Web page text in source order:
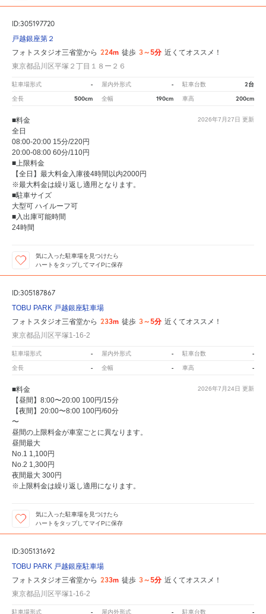
ID:305197720
戸越銀座第２
フォトスタジオ三省堂から 224m 徒歩 3～5分 近くてオススメ！
東京都品川区平塚２丁目１８ー２６
駐車場形式 - 屋内外形式 - 駐車台数 2台
全長 500cm 全幅 190cm 車高 200cm
2026年7月27日 更新
■料金
全日
08:00-20:00 15分/220円
20:00-08:00 60分/110円
■上限料金
【全日】最大料金入庫後4時間以内2000円
※最大料金は繰り返し適用となります。
■駐車サイズ
大型可 ハイルーフ可
■入出庫可能時間
24時間
気に入った駐車場を見つけたら
ハートをタップしてマイPに保存
ID:305187867
TOBU PARK 戸越銀座駐車場
フォトスタジオ三省堂から 233m 徒歩 3～5分 近くてオススメ！
東京都品川区平塚1-16-2
駐車場形式 - 屋内外形式 - 駐車台数 -
全長 - 全幅 - 車高 -
2026年7月24日 更新
■料金
【昼間】8:00〜20:00 100円/15分
【夜間】20:00〜8:00 100円/60分
〜
昼間の上限料金が車室ごとに異なります。
昼間最大
No.1 1,100円
No.2 1,300円
夜間最大 300円
※上限料金は繰り返し適用になります。
気に入った駐車場を見つけたら
ハートをタップしてマイPに保存
ID:305131692
TOBU PARK 戸越銀座駐車場
フォトスタジオ三省堂から 233m 徒歩 3～5分 近くてオススメ！
東京都品川区平塚1-16-2
駐車場形式 - 屋内外形式 - 駐車台数 -